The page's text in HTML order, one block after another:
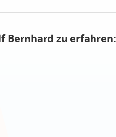
Bernhard zu erfahren: